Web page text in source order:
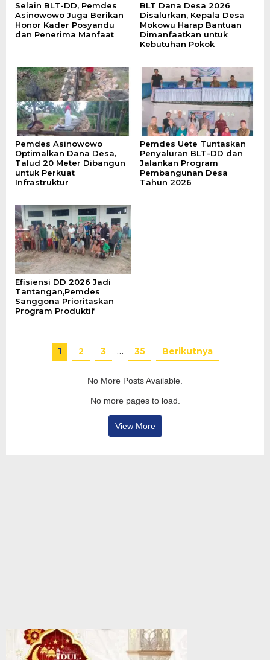
Selain BLT-DD, Pemdes
Asinowowo Juga Berikan
Honor Kader Posyandu
dan Penerima Manfaat
BLT Dana Desa 2026
Disalurkan, Kepala Desa
Mokowu Harap Bantuan
Dimanfaatkan untuk
Kebutuhan Pokok
Pemdes Asinowowo
Optimalkan Dana Desa,
Talud 20 Meter Dibangun
untuk Perkuat
Infrastruktur
Pemdes Uete Tuntaskan
Penyaluran BLT-DD dan
Jalankan Program
Pembangunan Desa
Tahun 2026
Efisiensi DD 2026 Jadi
Tantangan,Pemdes
Sanggona Prioritaskan
Program Produktif
1 2 3 … 35 Berikutnya
No More Posts Available.
No more pages to load.
View More